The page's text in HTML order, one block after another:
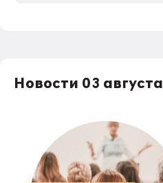
Новости 03 августа